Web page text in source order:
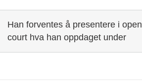
Han forventes å presentere i open
court hva han oppdaget under